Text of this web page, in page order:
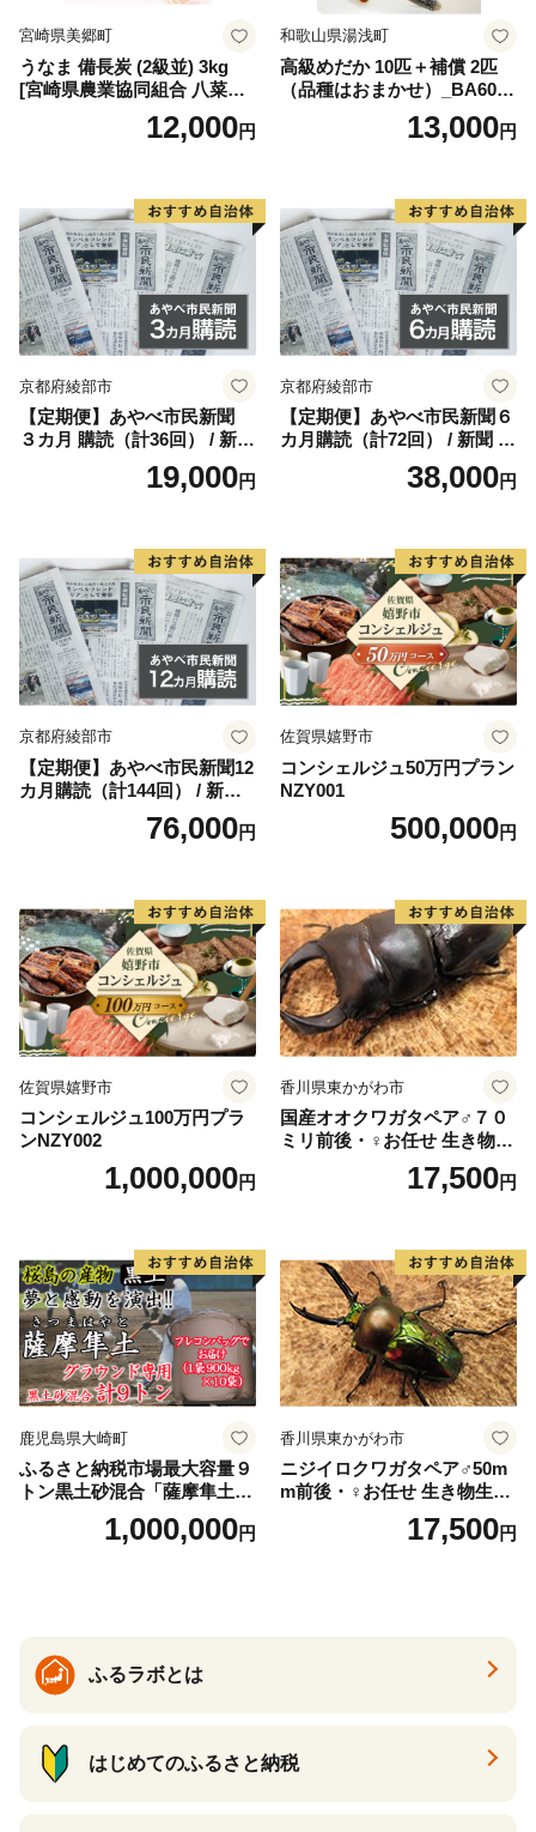
宮崎県美郷町
うなま 備長炭 (2級並) 3kg
[宮崎県農業協同組合 八菜館
ひゅうが店 宮崎県 美郷町 31
ap0012] BBQ 七輪 焼肉 高火
ュー 宮崎県 産 送料無料
12,000円
和歌山県湯浅町
高級めだか 10匹＋補償 2匹
（品種はおまかせ）_BA6001
13,000円
京都府綾部市
【定期便】あやべ市民新聞
３カ月 購読（計36回） / 新聞
情報誌 定期購読 綾部市 / 株
式会社あやべ市民新聞社［B
19,000円
京都府綾部市
【定期便】あやべ市民新聞６
カ月購読（計72回） / 新聞 情
報誌 定期購読 綾部市 / 株式
会社あやべ市民新聞社［BSC
38,000円
京都府綾部市
【定期便】あやべ市民新聞12
カ月購読（計144回） / 新聞
情報誌 定期購読 綾部市 / 株
式会社あやべ市民新聞社［B
76,000円
佐賀県嬉野市
コンシェルジュ50万円プラン
NZY001
500,000円
佐賀県嬉野市
コンシェルジュ100万円プラ
ンNZY002
1,000,000円
香川県東かがわ市
国産オオクワガタペア♂７０
ミリ前後・♀お任せ 生き物生
17,500円
鹿児島県大崎町
ふるさと納税市場最大容量９
トン黒土砂混合「薩摩隼土」
（夢と感動の演出のグラウン
1,000,000円
香川県東かがわ市
ニジイロクワガタペア♂50m
m前後・♀お任せ 生き物生き
17,500円
ふるラボとは
はじめてのふるさと納税